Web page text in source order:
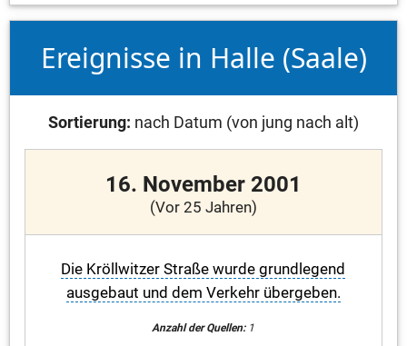
Ereignisse in Halle (Saale)
Sortierung: nach Datum (von jung nach alt)
16. November 2001
(Vor 25 Jahren)
Die Kröllwitzer Straße wurde grundlegend
ausgebaut und dem Verkehr übergeben.
Anzahl der Quellen:1